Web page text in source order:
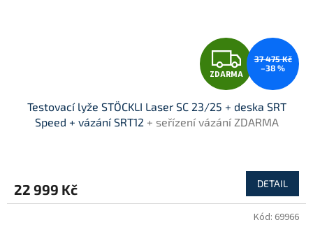
Z
D
A
M
A
ZDARMA
37 475 Kč
–38 %
Testovací lyže STÖCKLI Laser SC 23/25 + deska SRT
Speed + vázání SRT12 + seřízení vázání ZDARMA
22 999 Kč DETAIL
Kód: 69966